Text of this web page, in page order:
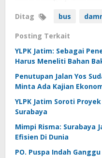
Ditag bus
Posting Terkait
YLPK Jatim: Sebagai
Harus Meneliti Bahan
Penutupan Jalan Yos
Minta Ada Kajian
YLPK Jatim Soroti
Surabaya
Mimpi Risma: Surabaya
Efisien Di Dunia
PO. Puspa Indah